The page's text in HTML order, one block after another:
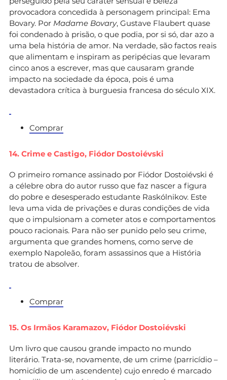
provocadora concedida à personagem principal: Ema
Bovary. Por Madame Bovary, Gustave Flaubert quase
foi condenado à prisão, o que podia, por si só, dar azo a
uma bela história de amor. Na verdade, são factos reais
que alimentam e inspiram as peripécias que levaram
cinco anos a escrever, mas que causaram grande
impacto na sociedade da época, pois é uma
devastadora crítica à burguesia francesa do século XIX.
Comprar
14. Crime e Castigo, Fiódor Dostoiévski
O primeiro romance assinado por Fiódor Dostoiévski é
a célebre obra do autor russo que faz nascer a figura
do pobre e desesperado estudante Raskólnikov. Este
leva uma vida de privações e duras condições de vida
que o impulsionam a cometer atos e comportamentos
pouco racionais. Para não ser punido pelo seu crime,
argumenta que grandes homens, como serve de
exemplo Napoleão, foram assassinos que a História
tratou de absolver.
Comprar
15. Os Irmãos Karamazov, Fiódor Dostoiévski
Um livro que causou grande impacto no mundo
literário. Trata-se, novamente, de um crime (parricídio –
homicídio de um ascendente) cujo enredo é marcado